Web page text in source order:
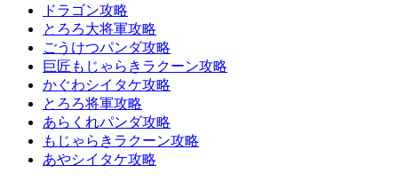
ドラゴン攻略
とろろ大将軍攻略
ごうけつパンダ攻略
巨匠もじゃらきラクーン攻略
かぐわシイタケ攻略
とろろ将軍攻略
あらくれパンダ攻略
もじゃらきラクーン攻略
あやシイタケ攻略